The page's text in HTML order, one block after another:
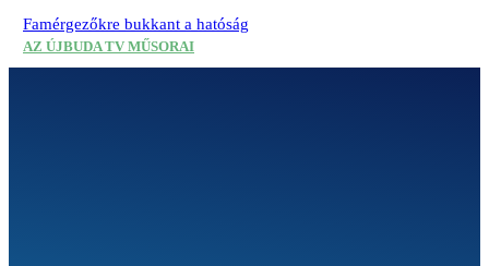
Famérgezőkre bukkant a hatóság
AZ ÚJBUDA TV MŰSORAI